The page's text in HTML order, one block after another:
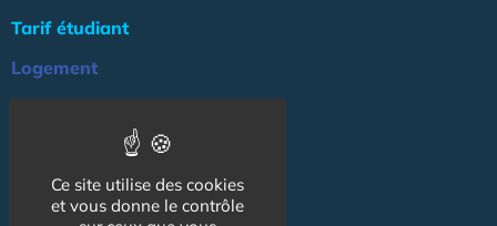
Tarif étudiant
Logement
Association
Ce site utilise des cookies
et vous donne le contrôle